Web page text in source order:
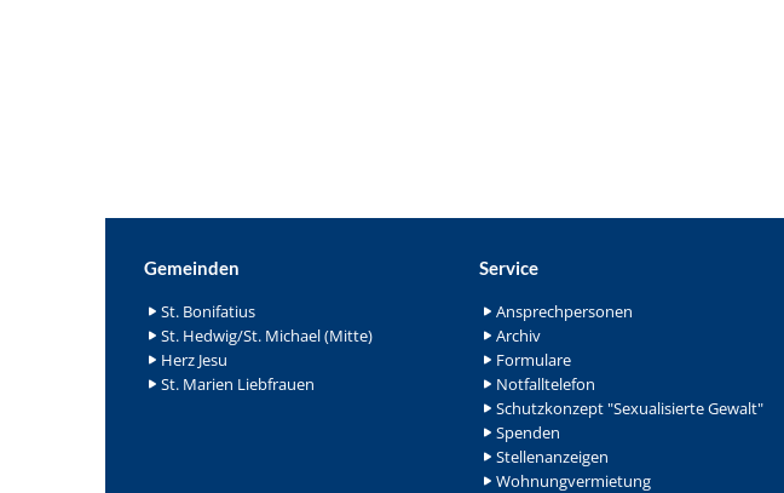
Gemeinden
St. Bonifatius
St. Hedwig/St. Michael (Mitte)
Herz Jesu
St. Marien Liebfrauen
Service
Ansprechpersonen
Archiv
Formulare
Notfalltelefon
Schutzkonzept "Sexualisierte Gewalt"
Spenden
Stellenanzeigen
Wohnungvermietung